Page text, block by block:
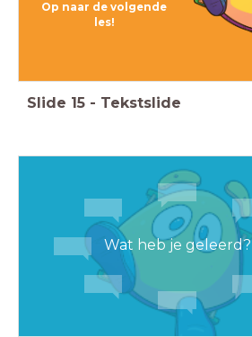
Op naar de volgende
les!
Slide 15 - Tekstslide
Wat heb je geleerd?